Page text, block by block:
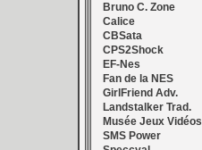
Bruno C. Zone
Calice
CBSata
CPS2Shock
EF-Nes
Fan de la NES
GirlFriend Adv.
Landstalker Trad.
Musée Jeux Vidéos
SMS Power